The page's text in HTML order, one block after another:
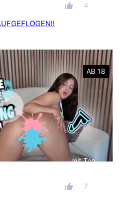
4
AB 18
mit Ton
7